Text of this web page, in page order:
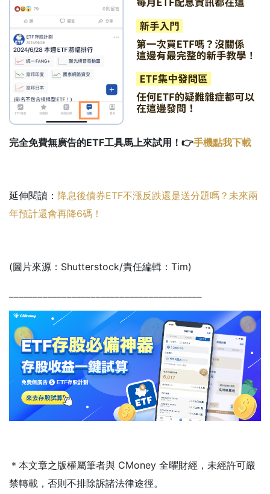
完全免費無廣告的ETF工具馬上來試用！👉手機點我下載
延伸閱讀： 降息後債券ETF不漲反跌還是送分題嗎？未來兩
年預計還會再降6碼！
(圖片來源：Shutterstock/責任編輯：Tim)
＊本文章之版權屬筆者與 CMoney 全曜財經，未經許可嚴
禁轉載，否則不排除訴諸法律途徑。